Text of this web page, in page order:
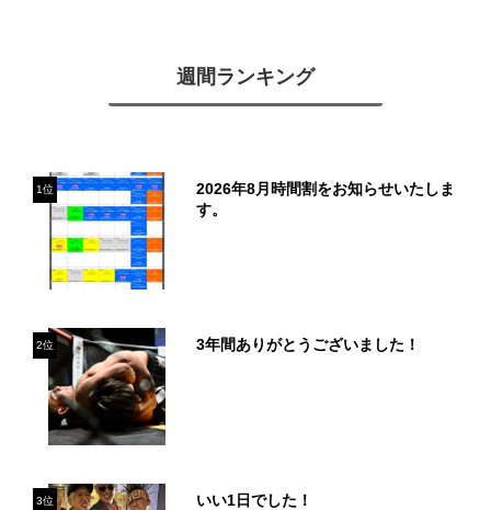
週間ランキング
1位
2026年8月時間割をお知らせいたしま
す。
2位 3年間ありがとうございました！
3位 いい1日でした！